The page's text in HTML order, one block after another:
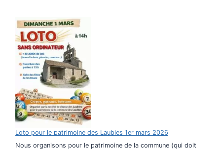
Loto pour le patrimoine des Laubies 1er mars 2026
Nous organisons pour le patrimoine de la commune (qui doit